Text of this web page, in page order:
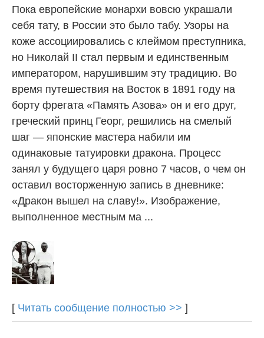
Пока европейские монархи вовсю украшали
себя тату, в России это было табу. Узоры на
коже ассоциировались с клеймом преступника,
но Николай II стал первым и единственным
императором, нарушившим эту традицию. Во
время путешествия на Восток в 1891 году на
борту фрегата «Память Азова» он и его друг,
греческий принц Георг, решились на смелый
шаг — японские мастера набили им
одинаковые татуировки дракона. Процесс
занял у будущего царя ровно 7 часов, о чем он
оставил восторженную запись в дневнике:
«Дракон вышел на славу!». Изображение,
выполненное местным ма ...
[ Читать сообщение полностью >> ]